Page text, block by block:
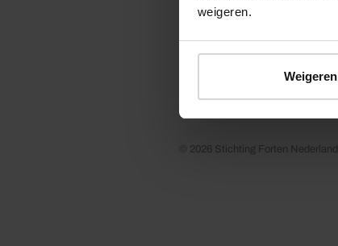
weigeren.
Weigeren
© 2026 Stichting Forten Nederland